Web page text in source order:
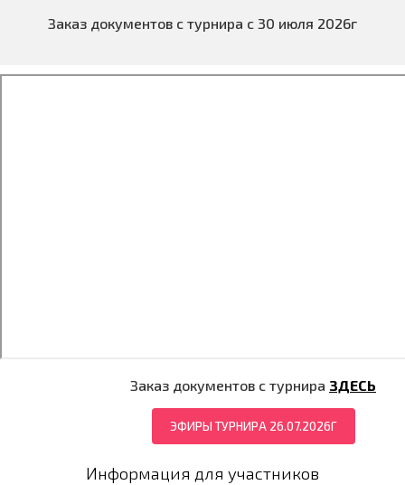
Заказ документов с турнира с 30 июля 2026г
Заказ документов с турнира ЗДЕСЬ
ЭФИРЫ ТУРНИРА 26.07.2026Г
Информация для участников